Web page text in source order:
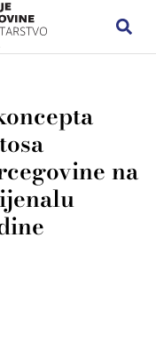
na